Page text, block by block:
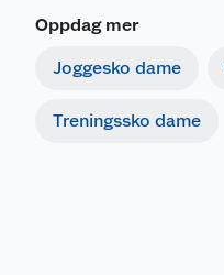
Oppdag mer
Joggesko dame
Treningssko dame